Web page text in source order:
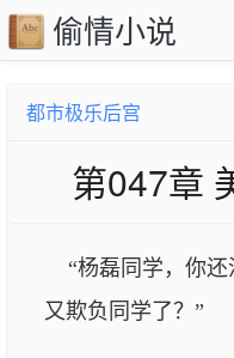
偷情小说
都市极乐后宫
第047章
“杨磊同学，你还
又欺负同学了？”